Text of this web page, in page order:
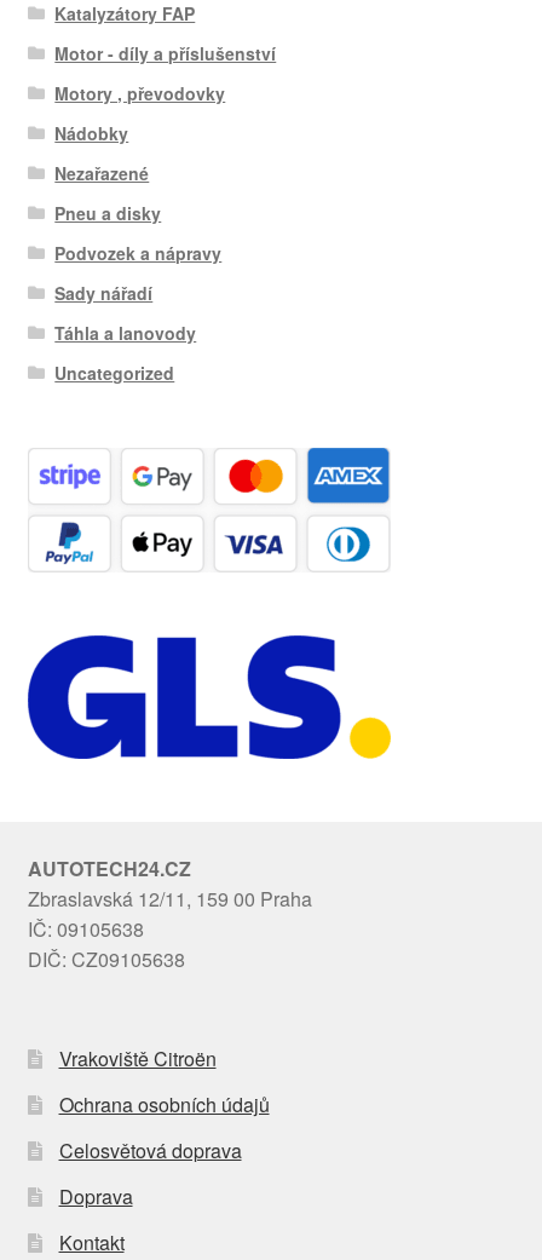
Katalyzátory FAP
Motor - díly a příslušenství
Motory , převodovky
Nádobky
Nezařazené
Pneu a disky
Podvozek a nápravy
Sady nářadí
Táhla a lanovody
Uncategorized
AUTOTECH24.CZ
Zbraslavská 12/11, 159 00 Praha
IČ: 09105638
DIČ: CZ09105638
Vrakoviště Citroën
Ochrana osobních údajů
Celosvětová doprava
Doprava
Kontakt